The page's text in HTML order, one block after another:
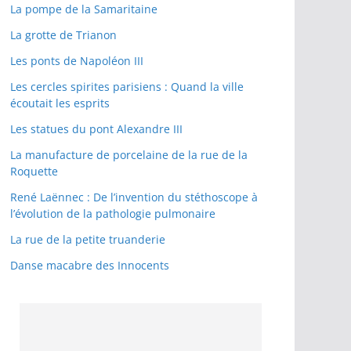
La pompe de la Samaritaine
La grotte de Trianon
Les ponts de Napoléon III
Les cercles spirites parisiens : Quand la ville
écoutait les esprits
Les statues du pont Alexandre III
La manufacture de porcelaine de la rue de la
Roquette
René Laënnec : De l’invention du stéthoscope à
l’évolution de la pathologie pulmonaire
La rue de la petite truanderie
Danse macabre des Innocents